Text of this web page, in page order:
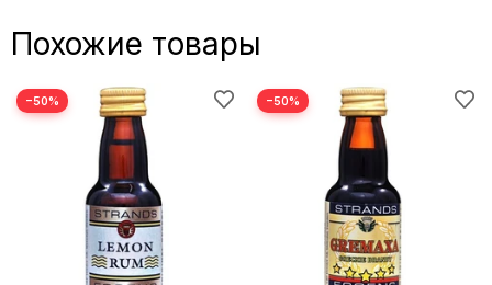
Похожие товары
−50% −50%